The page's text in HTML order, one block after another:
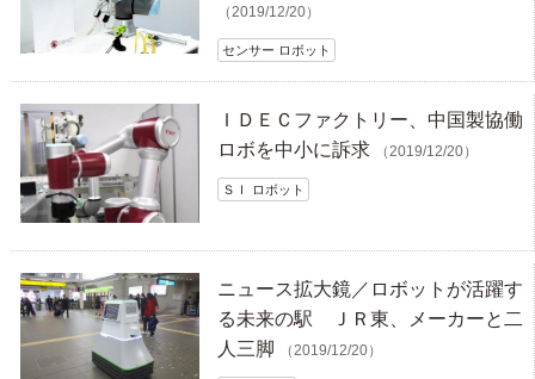
（2019/12/20）
センサー ロボット
ＩＤＥＣファクトリー、中国製協働
ロボを中小に訴求
（2019/12/20）
ＳＩ ロボット
ニュース拡大鏡／ロボットが活躍す
る未来の駅 ＪＲ東、メーカーと二
人三脚
（2019/12/20）